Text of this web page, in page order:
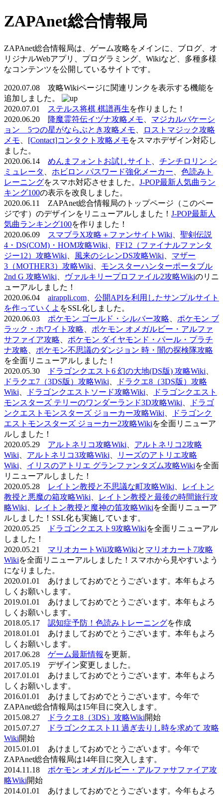
ZAPAnet総合情報局
ZAPAnet総合情報局は、ゲーム攻略をメインに、ブログ、オ
リジナルWebアプリ、プログラミング、Wikiなど、多種多様
なコンテンツを公開しているサイトです。
2020.07.08 攻略Wikiページに関連リンクを表示する機能を
追加しました。
2020.07.01
ステルス将棋 棋譜再生を作りました！
2020.06.20
降魔霊符伝イヅナ攻略メモ
マジカルバケーシ
ョン 5つの星がならぶとき攻略メモ
ロストマジック攻略
メモ
[Contact]コンタクト攻略メモをスマホデザイン対応し
ました。
2020.06.14 めんまフォントお試しサイト
チンチロリン シ
ミュレータ
ホビロン パスワード強化メーカー
色読みト
レーニングをスマホ対応させました。 J-POP最新人気曲ラン
キング100の表示を改良しました。
2020.06.11 ZAPAnet総合情報局のトップページ（このペー
ジです）のデザインをリニューアルしました！ J-POP最新人
気曲ランキング100を作りました！
2020.06.09
スマブラX攻略＋ファンサイトWiki
聖剣伝説
4・DS(COM)・HOM攻略Wiki
FF12（ファイナルファンタ
ジー12）攻略Wiki
風来のシレンDS攻略Wiki
マザー
3（MOTHER3）攻略Wiki
モンスターハンターポータブル
2nd G 攻略Wiki
ヴァルキリープロファイル2攻略Wikiのリニ
ューアルしました！
2020.06.04 airappli.com
公開APIを利用したサンプルサイト
を作っていくよ をSSL化しました。
2020.06.03 ポケモン ゴールド・シルバー攻略
ポケモン ブ
ラック・ホワイト攻略
ポケモン オメガルビー・アルファ
サファイア攻略
ポケモン ダイヤモンド・パール・プラチ
ナ攻略
ポケモン不思議のダンジョン 時・闇の探検隊攻略
を全面リニューアルしました！
2020.05.30
ドラゴンクエスト6 幻の大地(DS版) 攻略Wiki
ドラクエ7（3DS版）攻略Wiki
ドラクエ8（3DS版）攻略
Wiki
ドラゴンクエストソード攻略Wiki
ドラゴンクエスト
モンスターズ テリーのワンダーランド3D攻略Wiki
ドラゴ
ンクエストモンスターズ ジョーカー攻略Wiki
ドラゴンク
エストモンスターズ ジョーカー2攻略Wikiを全面リニューア
ルしました！
2020.05.29 アルトネリコ攻略Wiki
アルトネリコ2攻略
Wiki
アルトネリコ3攻略Wiki
リーズのアトリエ攻略
Wiki
イリスのアトリエ グランファンタズム攻略Wikiを全面
リニューアルしました！
2020.05.28
レイトン教授と不思議な町攻略Wiki
レイトン
教授と悪魔の箱攻略Wiki
レイトン教授と最後の時間旅行攻
略Wiki
レイトン教授と魔神の笛攻略Wikiを全面リニューア
ルしました！SSL化も実施しています。
2020.05.25
ドラゴンクエスト9攻略Wikiを全面リニューアル
しました！
2020.05.21 マリオカートWii攻略Wikiと マリオカート7攻略
Wikiを全面リニューアルしました！スマホから見やすいよう
になりました。
2020.01.01 あけましておめでとうございます。本年もよろ
しくお願いします。
2019.01.01 あけましておめでとうございます。本年もよろ
しくお願いします。
2018.05.17 認知症予防！色読みトレーニングを作成
2018.01.01 あけましておめでとうございます。本年もよろ
しくお願いします。
2017.06.28 ゲーム最新情報 を更新。
2017.05.19 デザイン変更しました。
2017.01.01 あけましておめでとうございます。本年もよろ
しくお願いします。
2016.01.01 あけましておめでとうございます。今年で
ZAPAnet総合情報局は15年目に突入します。
2015.08.27
ドラクエ8（3DS）攻略Wiki開始
2015.07.27
ドラゴンクエスト11 過ぎ去りし時を求めて 攻略
Wiki開始
2015.01.01 あけましておめでとうございます。今年で
ZAPAnet総合情報局は14年目に突入します。
2014.11.18 ポケモン オメガルビー・アルファサファイア攻
略Wiki開始
2014.01.01 あけましておめでとうございます。今年もよろ